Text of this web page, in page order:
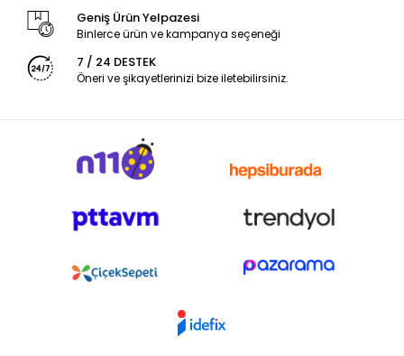
Geniş Ürün Yelpazesi
Binlerce ürün ve kampanya seçeneği
7 / 24 DESTEK
Öneri ve şikayetlerinizi bize iletebilirsiniz.